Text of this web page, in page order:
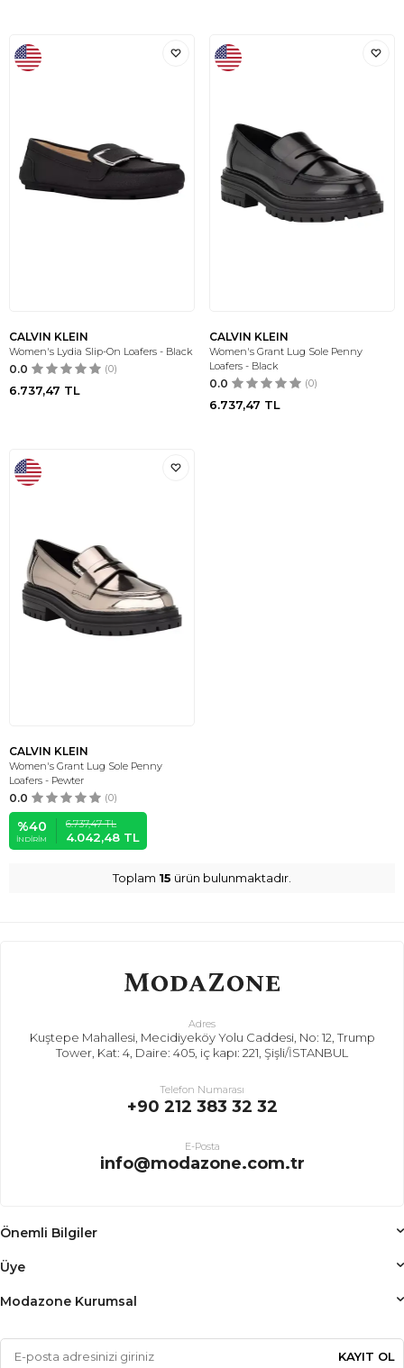
CALVIN KLEIN
Women's Lydia Slip-On Loafers - Black
0.0 (0)
6.737,47 TL
CALVIN KLEIN
Women's Grant Lug Sole Penny
Loafers - Black
0.0 (0)
6.737,47 TL
CALVIN KLEIN
Women's Grant Lug Sole Penny
Loafers - Pewter
0.0 (0)
%40
İNDIRIM
6.737,47TL
4.042,48 TL
Toplam 15 ürün bulunmaktadır.
Adres
Kuştepe Mahallesi, Mecidiyeköy Yolu Caddesi, No: 12, Trump
Tower, Kat: 4, Daire: 405, iç kapı: 221, Şişli/İSTANBUL
Telefon Numarası
+90 212 383 32 32
E-Posta
info@modazone.com.tr
Önemli Bilgiler
Üye
Modazone Kurumsal
KAYIT OL